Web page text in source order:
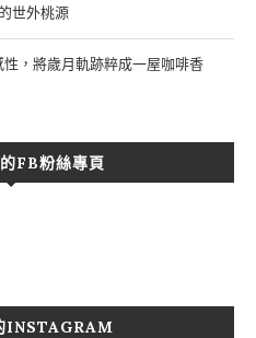
世外桃源
，將歲月軌跡粹成一屋咖啡香
FB粉絲專頁
INSTAGRAM